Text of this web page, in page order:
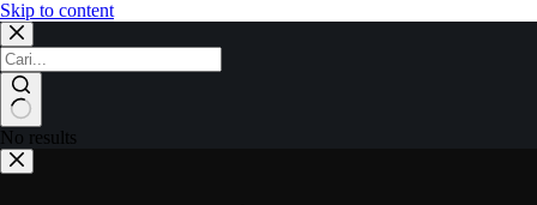
Skip to content
No results